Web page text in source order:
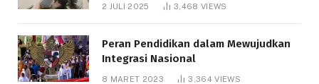
2 JULI 2025 3,468 VIEWS
Peran Pendidikan dalam Mewujudkan
Integrasi Nasional
8 MARET 2023 3,364VIEWS